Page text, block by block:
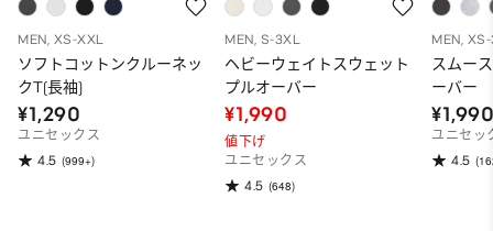
MEN, XS-XXL
ソフトコットンクルーネッ
クT(長袖)
¥1,290
ユニセックス
4.5 (999+)
MEN, S-3XL
ヘビーウェイトスウェット
プルオーバー
¥1,990
値下げ
ユニセックス
4.5 (648)
MEN,
スムー
ーバー
ユニセッ
4.5